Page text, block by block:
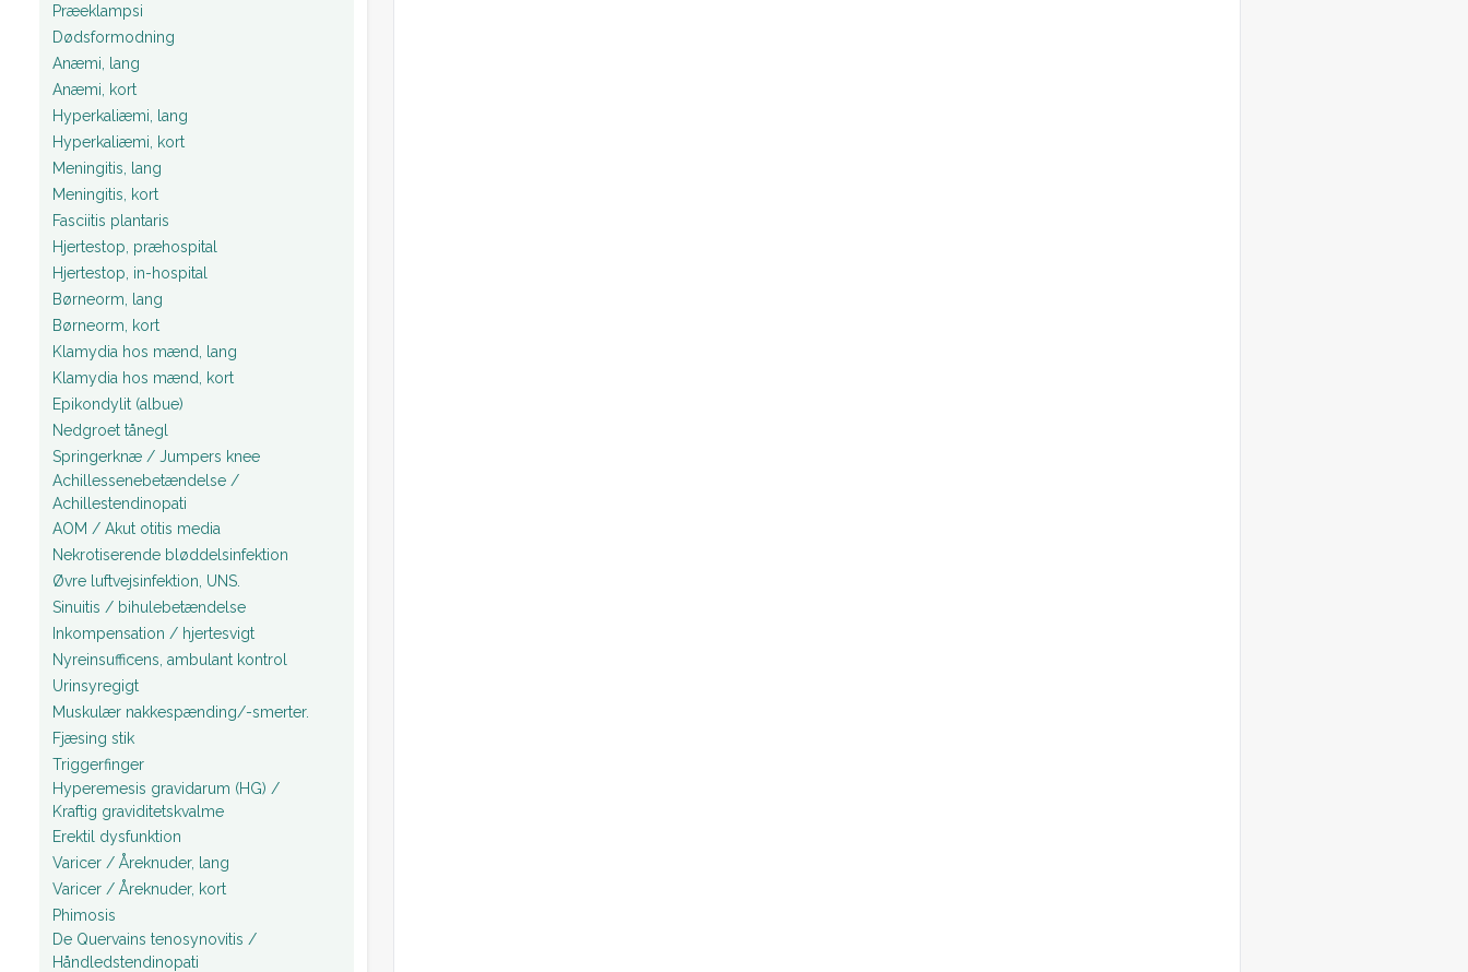
Præeklampsi
Dødsformodning
Anæmi, lang
Anæmi, kort
Hyperkaliæmi, lang
Hyperkaliæmi, kort
Meningitis, lang
Meningitis, kort
Fasciitis plantaris
Hjertestop, præhospital
Hjertestop, in-hospital
Børneorm, lang
Børneorm, kort
Klamydia hos mænd, lang
Klamydia hos mænd, kort
Epikondylit (albue)
Nedgroet tånegl
Springerknæ / Jumpers knee
Achillessenebetændelse /
Achillestendinopati
AOM / Akut otitis media
Nekrotiserende bløddelsinfektion
Øvre luftvejsinfektion, UNS.
Sinuitis / bihulebetændelse
Inkompensation / hjertesvigt
Nyreinsufficens, ambulant kontrol
Urinsyregigt
Muskulær nakkespænding/-smerter.
Fjæsing stik
Triggerfinger
Hyperemesis gravidarum (HG) /
Kraftig graviditetskvalme
Erektil dysfunktion
Varicer / Åreknuder, lang
Varicer / Åreknuder, kort
Phimosis
De Quervains tenosynovitis /
Håndledstendinopati